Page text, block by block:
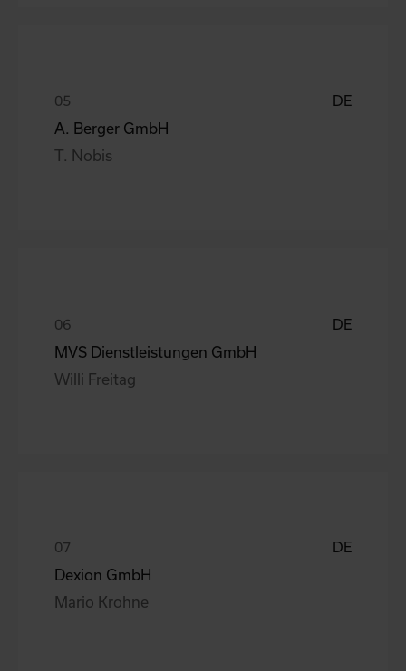
DE
A. Berger GmbH
T. Nobis
DE
MVS Dienstleistungen GmbH
Willi Freitag
DE
Dexion GmbH
Mario Krohne